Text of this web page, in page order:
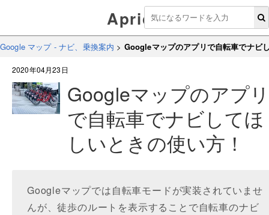
Aprico
Google マップ - ナビ、乗換案内 > Googleマップのアプリで自転車でナビ
2020年04月23日
Googleマップのアプ
で自転車でナビしてほ
しいときの使い方！
Googleマップでは自転車モードが実装されていませ
んが、徒歩のルートを表示することで自転車のナビ